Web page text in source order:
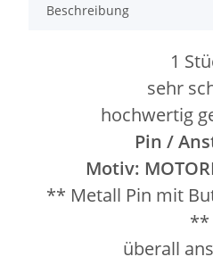
Beschreibung
1
sehr
hochwertig
Pin /
Motiv:
** Metall Pin mit
**
überall